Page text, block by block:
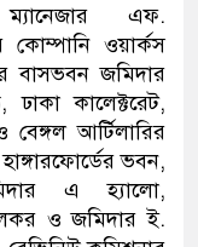
এফ.
কোম্পানি ওয়ার্কস
বাসভবন জমিদার
কালেক্টরেট,
আর্টিলারির
ভবন,
এ হ্যালো,
ও জমিদার ই.